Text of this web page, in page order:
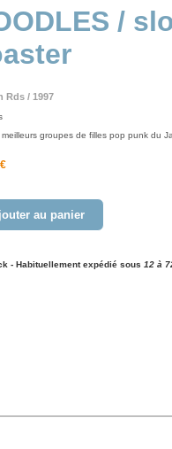
/
Rds / 1997
groupes de filles pop punk du
au panier
- Habituellement expédié sous 12 à